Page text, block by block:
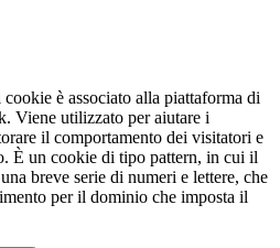
è associato alla piattaforma di
Viene utilizzato per aiutare i
il comportamento dei visitatori e
È un cookie di tipo pattern, in cui il
breve serie di numeri e lettere, che
per il dominio che imposta il